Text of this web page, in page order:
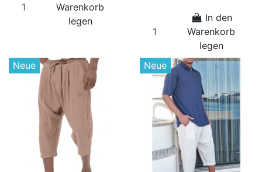
Warenkorb
legen
In den
Warenkorb
legen
Neue
Neue